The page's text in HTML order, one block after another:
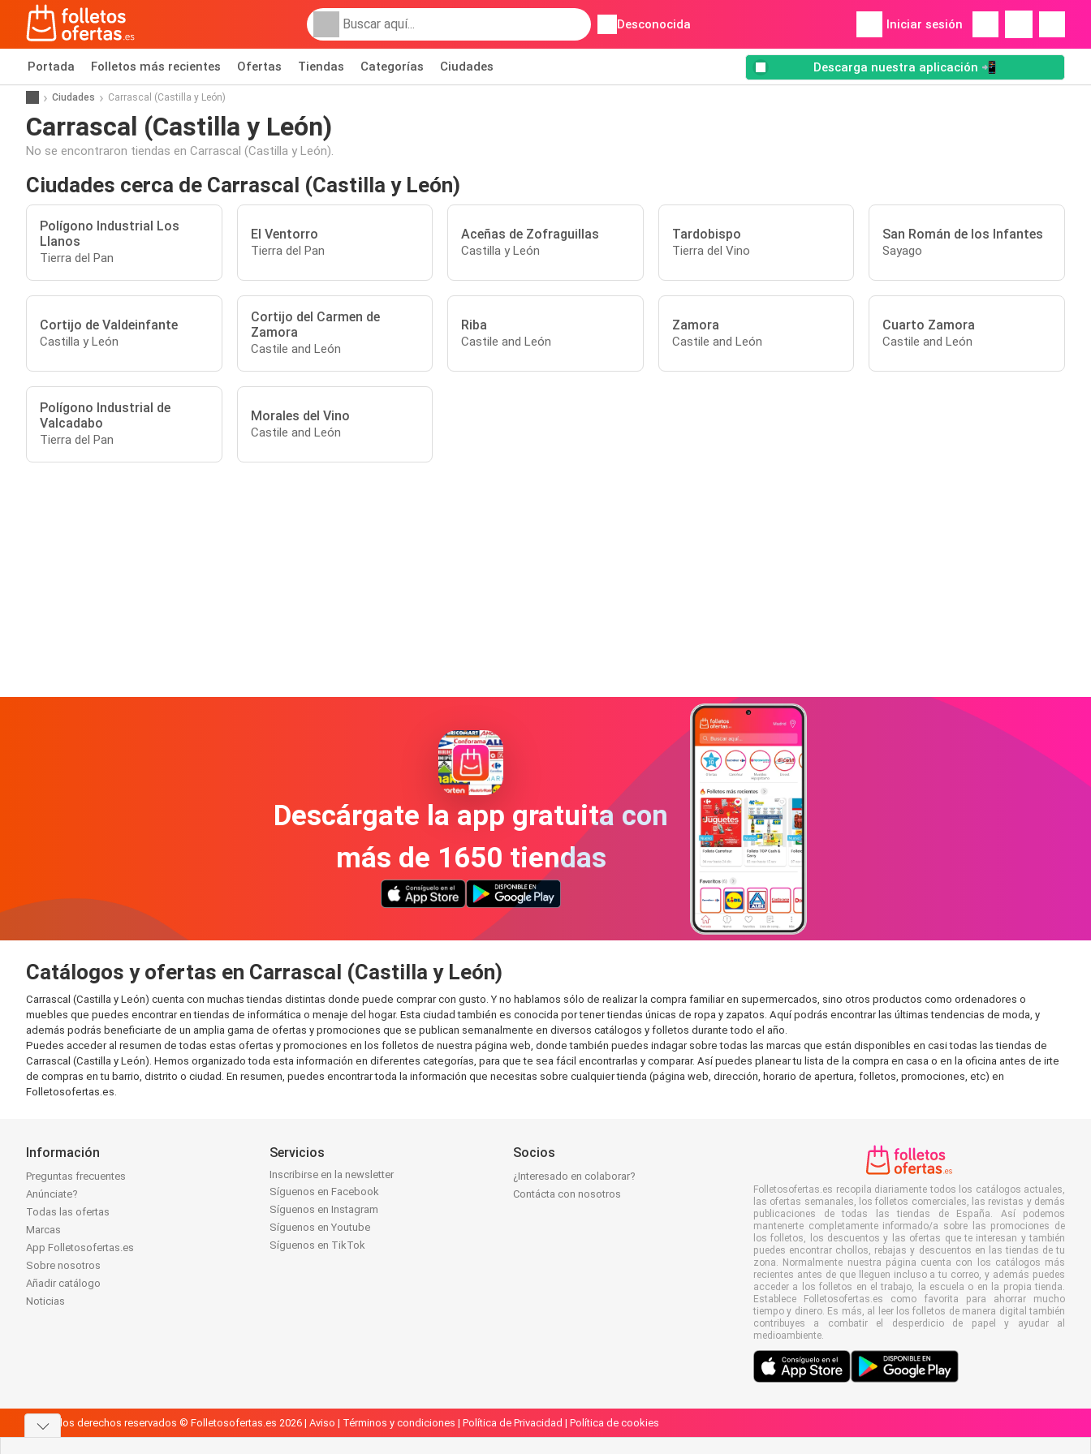
Desconocida Iniciar sesión
Portada Folletos más recientes Ofertas Tiendas Categorías Ciudades Descarga nuestra aplicación 📲
Ciudades Carrascal (Castilla y León)
Carrascal (Castilla y León)
No se encontraron tiendas en Carrascal (Castilla y León).
Ciudades cerca de Carrascal (Castilla y León)
Polígono Industrial Los
Llanos
Tierra del Pan
El Ventorro
Tierra del Pan
Aceñas de Zofraguillas
Castilla y León
Tardobispo
Tierra del Vino
San Román de los Infantes
Sayago
Cortijo de Valdeinfante
Castilla y León
Cortijo del Carmen de
Zamora
Castile and León
Riba
Castile and León
Zamora
Castile and León
Cuarto Zamora
Castile and León
Polígono Industrial de
Valcadabo
Tierra del Pan
Morales del Vino
Castile and León
Descárgate la app gratuita con
más de 1650 tiendas
Catálogos y ofertas en Carrascal (Castilla y León)
Carrascal (Castilla y León) cuenta con muchas tiendas distintas donde puede comprar con gusto. Y no hablamos sólo de realizar la compra familiar en supermercados, sino otros productos como ordenadores o
muebles que puedes encontrar en tiendas de informática o menaje del hogar. Esta ciudad también es conocida por tener tiendas únicas de ropa y zapatos. Aquí podrás encontrar las últimas tendencias de moda, y
además podrás beneficiarte de un amplia gama de ofertas y promociones que se publican semanalmente en diversos catálogos y folletos durante todo el año.
Puedes acceder al resumen de todas estas ofertas y promociones en los folletos de nuestra página web, donde también puedes indagar sobre todas las marcas que están disponibles en casi todas las tiendas de
Carrascal (Castilla y León). Hemos organizado toda esta información en diferentes categorías, para que te sea fácil encontrarlas y comparar. Así puedes planear tu lista de la compra en casa o en la oficina antes de irte
de compras en tu barrio, distrito o ciudad. En resumen, puedes encontrar toda la información que necesitas sobre cualquier tienda (página web, dirección, horario de apertura, folletos, promociones, etc) en
Folletosofertas.es.
Información
Preguntas frecuentes
Anúnciate?
Todas las ofertas
Marcas
App Folletosofertas.es
Sobre nosotros
Añadir catálogo
Noticias
Servicios
Inscribirse en la newsletter
Síguenos en Facebook
Síguenos en Instagram
Síguenos en Youtube
Síguenos en TikTok
Socios
¿Interesado en colaborar?
Contácta con nosotros
Folletosofertas.es recopila diariamente todos los catálogos actuales,
las ofertas semanales, los folletos comerciales, las revistas y demás
publicaciones de todas las tiendas de España. Así podemos
mantenerte completamente informado/a sobre las promociones de
los folletos, los descuentos y las ofertas que te interesan y también
puedes encontrar chollos, rebajas y descuentos en las tiendas de tu
zona. Normalmente nuestra página cuenta con los catálogos más
recientes antes de que lleguen incluso a tu correo, y además puedes
acceder a los folletos en el trabajo, la escuela o en la propia tienda.
Establece Folletosofertas.es como favorita para ahorrar mucho
tiempo y dinero. Es más, al leer los folletos de manera digital también
contribuyes a combatir el desperdicio de papel y ayudar al
medioambiente.
Todos los derechos reservados © Folletosofertas.es 2026 | Aviso | Términos y condiciones | Política de Privacidad | Política de cookies